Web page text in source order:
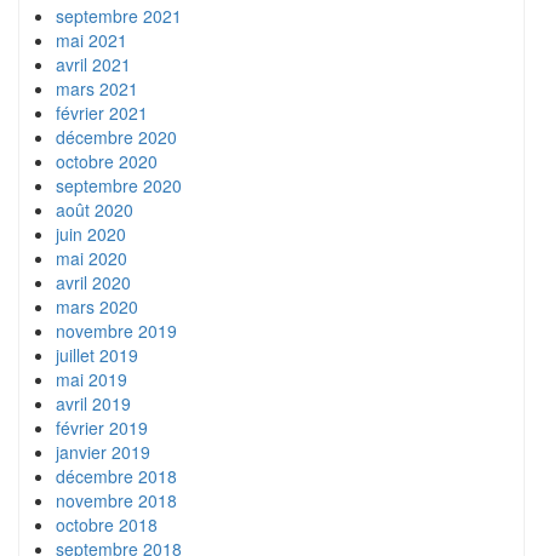
septembre 2021
mai 2021
avril 2021
mars 2021
février 2021
décembre 2020
octobre 2020
septembre 2020
août 2020
juin 2020
mai 2020
avril 2020
mars 2020
novembre 2019
juillet 2019
mai 2019
avril 2019
février 2019
janvier 2019
décembre 2018
novembre 2018
octobre 2018
septembre 2018